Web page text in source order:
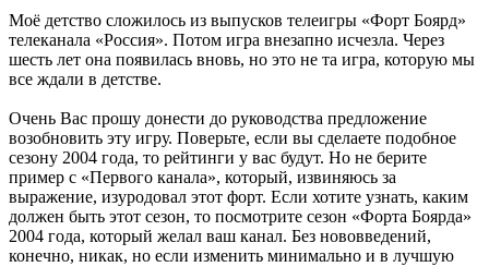
Моё детство сложилось из выпусков телеигры «Форт Боярд»
телеканала «Россия». Потом игра внезапно исчезла. Через
шесть лет она появилась вновь, но это не та игра, которую мы
все ждали в детстве.
Очень Вас прошу донести до руководства предложение
возобновить эту игру. Поверьте, если вы сделаете подобное
сезону 2004 года, то рейтинги у вас будут. Но не берите
пример с «Первого канала», который, извиняюсь за
выражение, изуродовал этот форт. Если хотите узнать, каким
должен быть этот сезон, то посмотрите сезон «Форта Боярда»
2004 года, который желал ваш канал. Без нововведений,
конечно, никак, но если изменить минимально и в лучшую